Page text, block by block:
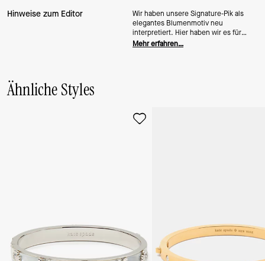
Hinweise zum Editor
Wir haben unsere Signature-Pik als
elegantes Blumenmotiv neu
interpretiert. Hier haben wir es für
diesen Armreif mit
Mehr erfahren…
Ähnliche Styles